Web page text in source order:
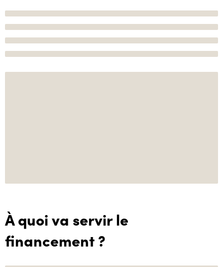
À quoi va servir le
financement ?